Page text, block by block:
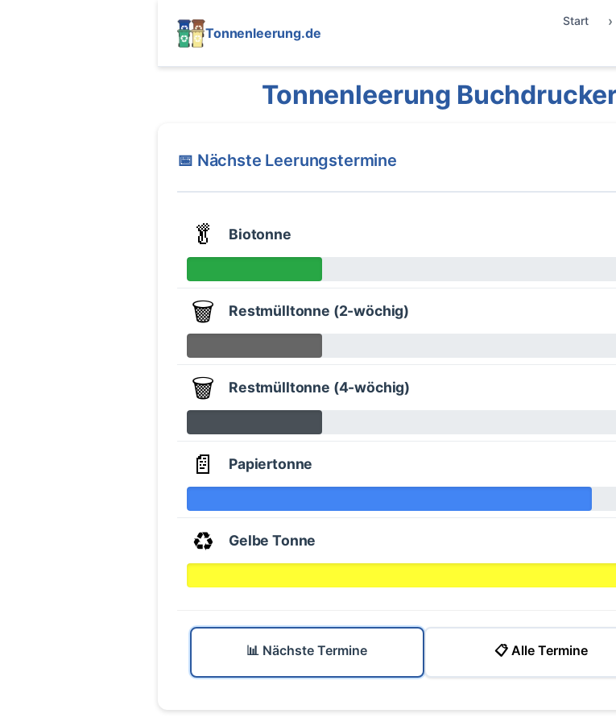
Tonnenleerung.de
Start
Tonnenleerung
📅 Nächste Leerungstermine
🥬 Biotonne
🗑️ Restmülltonne (2-wöchig)
🗑️ Restmülltonne (4-wöchig)
📄 Papiertonne
♻️ Gelbe Tonne
📊 Nächste Termine 📋 Alle Termine